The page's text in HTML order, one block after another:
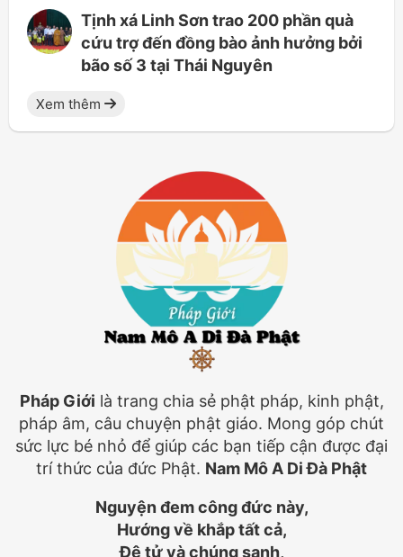
Tịnh xá Linh Sơn trao 200 phần quà
cứu trợ đến đồng bào ảnh hưởng bởi
bão số 3 tại Thái Nguyên
Xem thêm
Pháp Giới là trang chia sẻ phật pháp, kinh phật,
pháp âm, câu chuyện phật giáo. Mong góp chút
sức lực bé nhỏ để giúp các bạn tiếp cận được đại
trí thức của đức Phật. Nam Mô A Di Đà Phật
Nguyện đem công đức này,
Hướng về khắp tất cả,
Đệ tử và chúng sanh,